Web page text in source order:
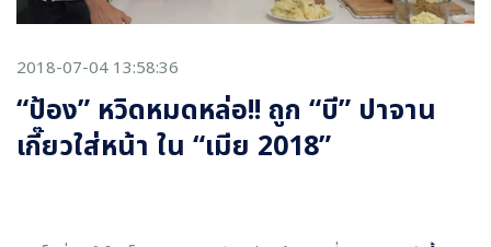
2018-07-04 13:58:36
“ป้อง” หวิดหมดหล่อ!! ถูก “บี” ปาจาน
เกี๊ยวใส่หน้า ใน “เมีย 2018”